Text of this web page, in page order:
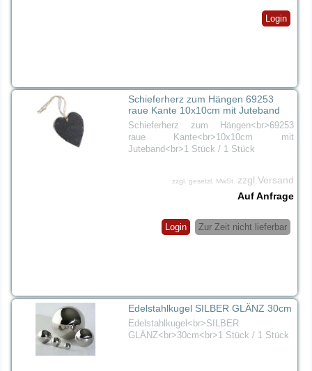
Login
Schieferherz zum Hängen 69253
raue Kante 10x10cm mit Juteband
Schieferherz zum Hängen<br>69253
raue Kante<br>10x10cm mit
Juteband<br>1 Stück / 1 Stück
zzgl. gesetzl. MwSt. zzgl.Versand
Auf Anfrage
Zur Zeit nicht lieferbar
Login
Edelstahlkugel SILBER GLÄNZ 30cm
Edelstahlkugel<br>SILBER
GLÄNZ<br>30cm<br>1 Stück / 1 Stück